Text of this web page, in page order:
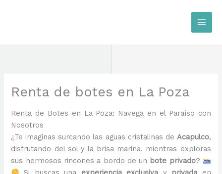
Renta de botes en La Poza
Renta de Botes en La Poza: Navega en el Paraíso con
Nosotros
¿Te imaginas surcando las aguas cristalinas de Acapulco,
disfrutando del sol y la brisa marina, mientras exploras
sus hermosos rincones a bordo de un bote privado?